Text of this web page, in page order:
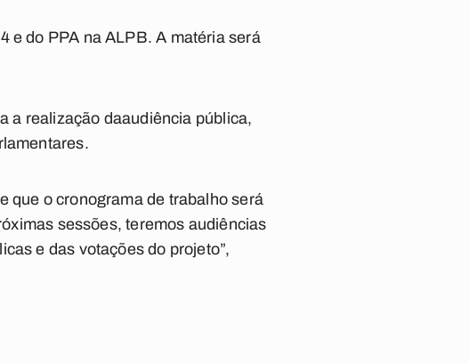
e do PPA na ALPB. A matéria será
a realização daaudiência pública,
que o cronograma de trabalho será
sessões, teremos audiências
e das votações do projeto”,